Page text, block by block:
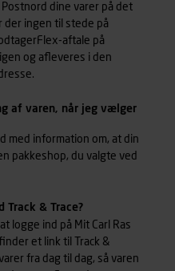
dine varer på det
der ingen til stede på
aftale på
og afleveres i den
af varen, når jeg vælger
med information om, at din
pakkeshop, du valgte ved
Track & Trace?
logge ind på Mit Carl Ras
et link til Track &
fra dag til dag, så varen